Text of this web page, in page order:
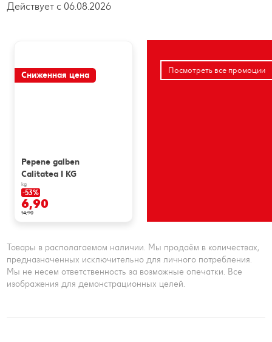
Действует с 06.08.2026
Сниженная цена
Pepene galben
Calitatea I KG
kg
-53%
6,90
14,90
Посмотреть все промоции
Товары в располагаемом наличии. Мы продаём в количествах,
предназначенных исключительно для личного потребления.
Мы не несем ответственность за возможные опечатки. Все
изображения для демонстрационных целей.